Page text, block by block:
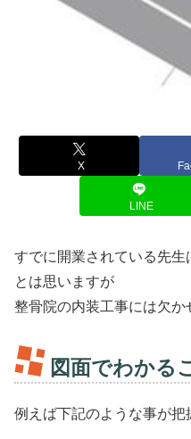
X
LINE
すでに開業されている先
とは思いますが
整骨院の内装工事には欠か
図面でわかる
例えば下記のような事が把